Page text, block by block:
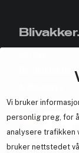
Vi bruker
personlig preg, for
analysere trafikken
bruker nettstedet
Bli medlem
Samarbeid med